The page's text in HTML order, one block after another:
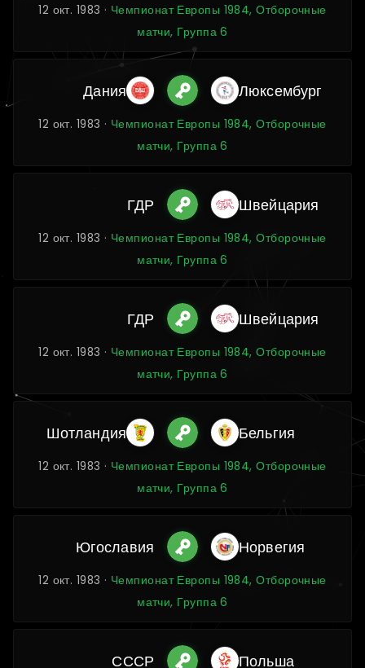
12 окт. 1983 · Чемпионат Европы 1984, Отборочные
матчи, Группа 6
Дания Люксембург
12 окт. 1983 · Чемпионат Европы 1984, Отборочные
матчи, Группа 6
ГДР Швейцария
12 окт. 1983 · Чемпионат Европы 1984, Отборочные
матчи, Группа 6
ГДР Швейцария
12 окт. 1983 · Чемпионат Европы 1984, Отборочные
матчи, Группа 6
Шотландия Бельгия
12 окт. 1983 · Чемпионат Европы 1984, Отборочные
матчи, Группа 6
Югославия Норвегия
12 окт. 1983 · Чемпионат Европы 1984, Отборочные
матчи, Группа 6
СССР Польша